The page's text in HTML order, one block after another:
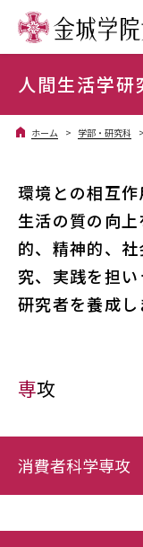
人間生活学研
ホーム 学部・研究科
環境との相互
生活の質の向
的、精神的、
究、実践を担
研究者を養成し
専攻
消費者科学専攻